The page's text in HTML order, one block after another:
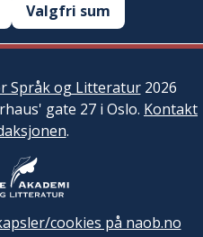
Valgfri sum
Språk og Litteratur2026
gate 27 i Oslo. Kontakt
.
cookies på naob.no